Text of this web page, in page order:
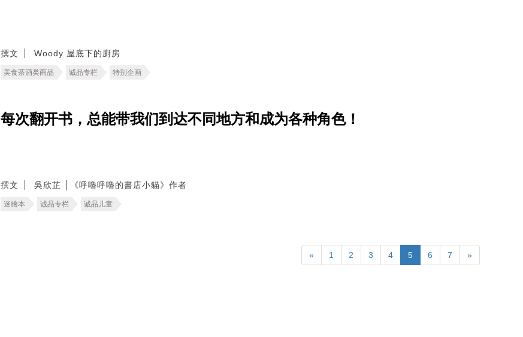
撰文 Woody 屋底下的廚房
美食茶酒类商品 诚品专栏 特别企画
每次翻开书，总能带我们到达不同地方和成为各种角色！
撰文 吳欣芷 │《呼嚕呼嚕的書店小貓》作者
迷繪本 诚品专栏 诚品儿童
« 1 2 3 4 5 6 7 »